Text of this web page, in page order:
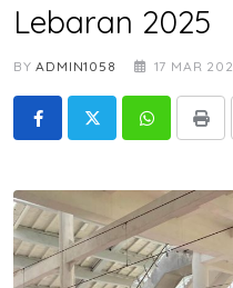
Lebaran 2025
BYADMIN1058 17 MAR
WhatsappPrint